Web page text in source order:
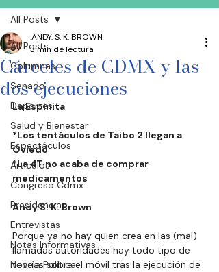
All Posts
Columnas
Senado
Deportes
Salud y Bienestar
Espectáculos
Artículos
Congreso Cdmx
Presidencia
Entrevistas
Notas Informativas
Novela Política
All Posts
Cárceles de CDMX y las
dos ejecuciones
.ANDY. S. K. BROWN
3 min de lectura
La Espinita
*Los tentáculos de Taibo 2 llegan a
Oviedo
*La 4T no acaba de comprar
medicamentos
Andy S. K. Brown
Porque ya no hay quien crea en las (mal)
llamadas autoridades hay todo tipo de
teorías sobre el móvil tras la ejecución de